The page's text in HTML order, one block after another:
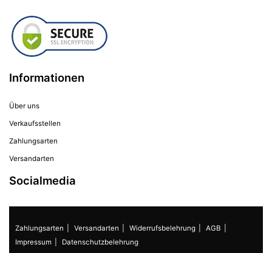
Informationen
Über uns
Verkaufsstellen
Zahlungsarten
Versandarten
Socialmedia
Zahlungsarten Versandarten Widerrufsbelehrung
AGB
Impressum
Datenschutzbelehrung